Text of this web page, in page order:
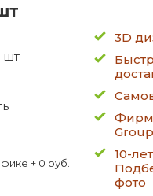
шт
+ 0 руб.
3D
10-
фото